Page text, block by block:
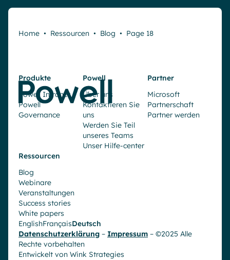
Home • Ressourcen • Blog • Page 18
Produkte
Powell Intranet
Powell
Governance
Powell
Über uns
Kontaktieren Sie
uns
Werden Sie Teil
unseres Teams
Unser Hilfe-center
Partner
Microsoft
Partnerschaft
Partner werden
Ressourcen
Blog
Webinare
Veranstaltungen
Success stories
White papers
EnglishFrançaisDeutsch
Datenschutzerklärung – Impressum – ©2025 Alle
Rechte vorbehalten
Entwickelt von Wink Strategies